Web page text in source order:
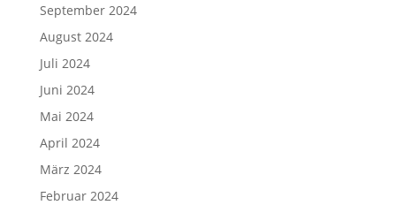
September 2024
August 2024
Juli 2024
Juni 2024
Mai 2024
April 2024
März 2024
Februar 2024